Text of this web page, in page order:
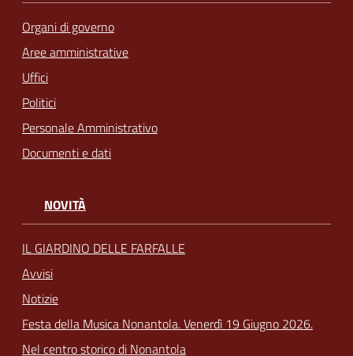
Organi di governo
Aree amministrative
Uffici
Politici
Personale Amministrativo
Documenti e dati
NOVITÀ
IL GIARDINO DELLE FARFALLE
Avvisi
Notizie
Festa della Musica Nonantola. Venerdì 19 Giugno 2026.
Nel centro storico di Nonantola